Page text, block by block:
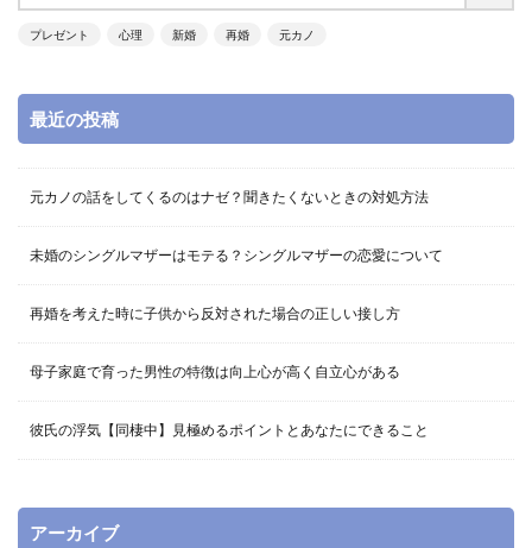
プレゼント 心理 新婚 再婚 元カノ
最近の投稿
元カノの話をしてくるのはナゼ？聞きたくないときの対処方法
未婚のシングルマザーはモテる？シングルマザーの恋愛について
再婚を考えた時に子供から反対された場合の正しい接し方
母子家庭で育った男性の特徴は向上心が高く自立心がある
彼氏の浮気【同棲中】見極めるポイントとあなたにできること
アーカイブ